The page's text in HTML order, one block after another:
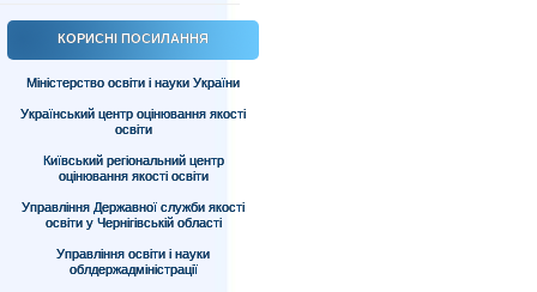
КОРИСНІ ПОСИЛАННЯ
Міністерство освіти і науки України
Український центр оцінювання якості
освіти
Київський регіональний центр
оцінювання якості освіти
Управління Державної служби якості
освіти у Чернігівській області
Управління освіти і науки
облдержадміністрації